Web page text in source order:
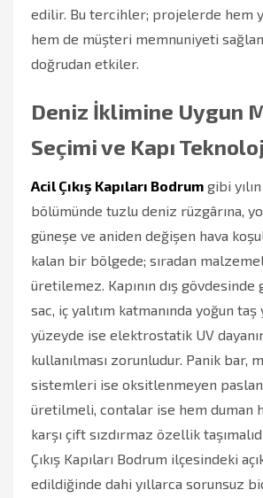
edilir. Bu tercihler; projelerde hem
hem de müşteri memnuniyeti
doğrudan etkiler.
Deniz İklimine Uygun
Seçimi ve Kapı
Acil Çıkış Kapıları Bodrum gibi
bölümünde tuzlu deniz rüzgârına,
güneşe ve aniden değişen hava
kalan bir bölgede; sıradan
üretilemez. Kapının dış
sac, iç yalıtım katmanında yoğun taş
yüzeyde ise elektrostatik UV
kullanılması zorunludur. Panik bar,
sistemleri ise oksitlenmeyen
üretilmeli, contalar ise hem duman
karşı çift sızdırmaz özellik
Çıkış Kapıları Bodrum ilçesindeki
edildiğinde dahi yıllarca sorunsuz